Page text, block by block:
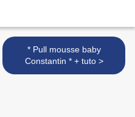
* Pull mousse baby
Constantin * + tuto >